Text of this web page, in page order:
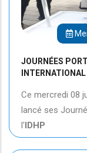
JOURNÉES
Ce mercredi 08
lancé ses
l'IDHP